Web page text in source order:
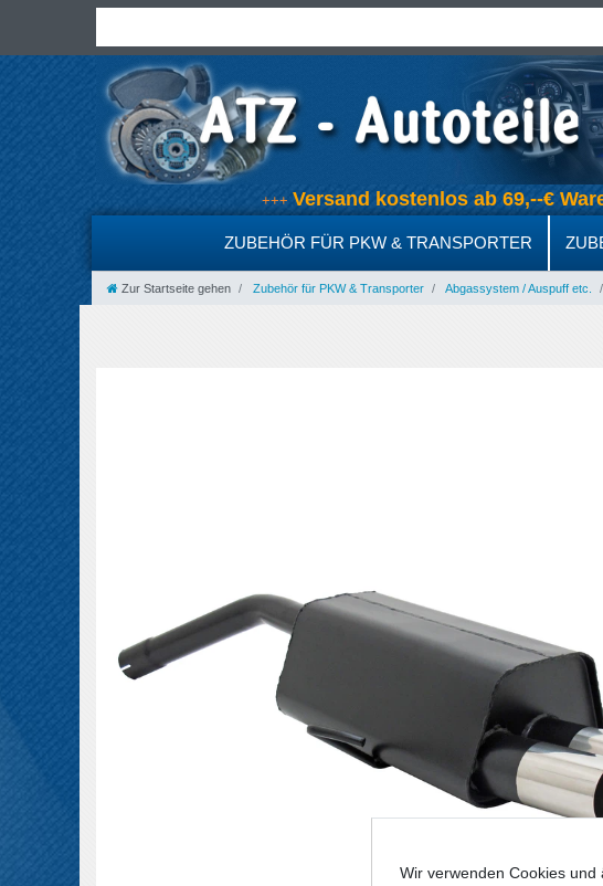
+++Versand kostenlos ab 69,--€
ZUBEHÖR FÜR PKW & TRANSPORTER
Zur Startseite gehen Zubehör für PKW & Transporter Abgassystem / Auspuff etc.
Wir verwenden Cookies